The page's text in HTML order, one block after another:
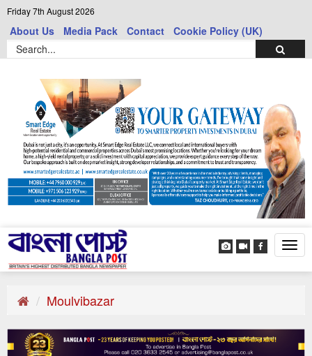
Friday 7th August 2026
About Us Media Pack Contact Cookie Policy (UK)
Moulvibazar